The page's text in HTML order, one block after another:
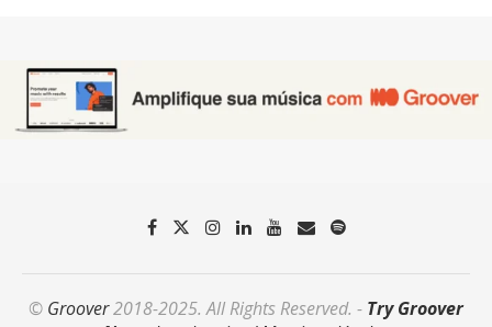
© Groover2018-2025. All Rights Reserved. - Try Groover